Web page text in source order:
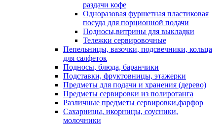
раздачи кофе
Одноразовая фуршетная пластиковая
посуда для порционной подачи
Подносы,витрины для выкладки
Тележки сервировочные
Пепельницы, вазочки, подсвечники, кольца
для салфеток
Подносы, блюда, баранчики
Подставки, фруктовницы, этажерки
Предметы для подачи и хранения (дерево)
Предметы сервировки из полиротанга
Различные предметы сервировки,фарфор
Сахарницы, икорницы, соусники,
молочники